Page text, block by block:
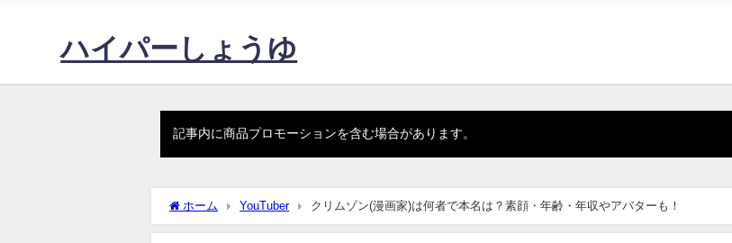
ハイパーしょうゆ
記事内に商品プロモーションを含む場合があります。
ホーム YouTuber クリムゾン(漫画家)は何者で本名は？素顔・年齢・年収やアバターも！